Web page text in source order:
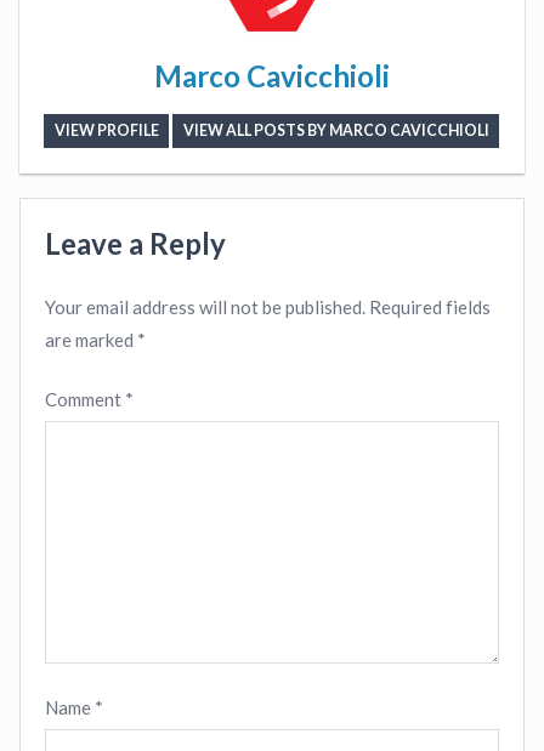
Marco Cavicchioli
VIEW PROFILE VIEW ALL POSTS BY MARCO CAVICCHIOLI
Leave a Reply
Your email address will not be published. Required fields
are marked *
Comment *
Name *